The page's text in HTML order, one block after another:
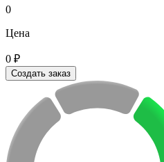
0
Цена
0 ₽
Создать заказ